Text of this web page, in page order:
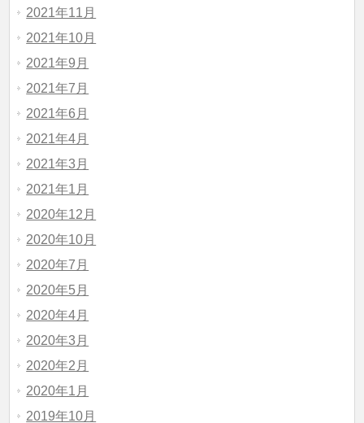
2021年11月
2021年10月
2021年9月
2021年7月
2021年6月
2021年4月
2021年3月
2021年1月
2020年12月
2020年10月
2020年7月
2020年5月
2020年4月
2020年3月
2020年2月
2020年1月
2019年10月